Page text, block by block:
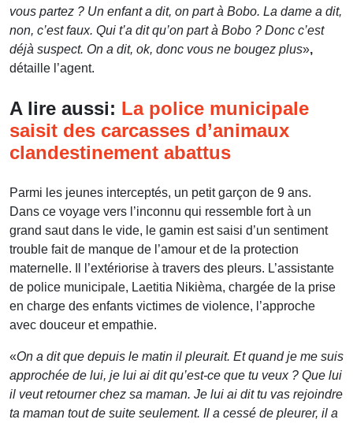
vous partez ? Un enfant a dit, on part à Bobo. La dame a dit,
non, c’est faux. Qui t’a dit qu’on part à Bobo ? Donc c’est
déjà suspect. On a dit, ok, donc vous ne bougez plus»,
détaille l’agent.
A lire aussi: La police municipale
saisit des carcasses d’animaux
clandestinement abattus
Parmi les jeunes interceptés, un petit garçon de 9 ans.
Dans ce voyage vers l’inconnu qui ressemble fort à un
grand saut dans le vide, le gamin est saisi d’un sentiment
trouble fait de manque de l’amour et de la protection
maternelle. Il l’extériorise à travers des pleurs. L’assistante
de police municipale, Laetitia Nikièma, chargée de la prise
en charge des enfants victimes de violence, l’approche
avec douceur et empathie.
«On a dit que depuis le matin il pleurait. Et quand je me suis
approchée de lui, je lui ai dit qu’est-ce que tu veux ? Que lui
il veut retourner chez sa maman. Je lui ai dit tu vas rejoindre
ta maman tout de suite seulement. Il a cessé de pleurer, il a